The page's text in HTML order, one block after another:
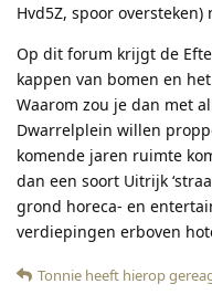
Hvd5Z, spoor
Op dit forum krijgt de
kappen van bomen en
Waarom zou je dan met
Dwarrelplein willen
komende jaren ruimte
dan een soort Uitrijk
grond horeca- en
verdiepingen erboven
Tonnie heeft hierop